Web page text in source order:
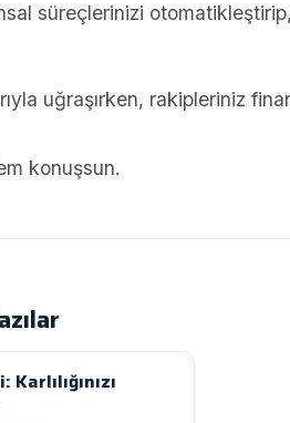
süreçlerinizi
uğraşırken, rakipleriniz
konuşsun.